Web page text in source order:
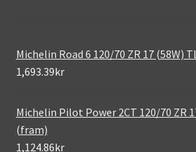
Michelin Road 6 120/70 ZR 17 (58W)
1,693.39kr
Michelin Pilot Power 2CT 120/70 ZR
(fram)
1,124.86kr